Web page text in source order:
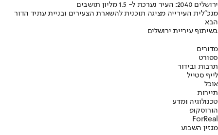
ירושלים 2040: העיר נערכת ל- 1.5 מליון תושבים
מנכ"לית העירייה מציגה תוכנית להשארת הצעירים ובניית עתיד הדור
הבא
בשיתוף עיריית ירושלים
מדורים
ספורט
תרבות ובידור
לייף סטייל
אוכל
תיירות
טכנולוגיה ומדע
הורוסקופ
ForReal
מגזין השבוע